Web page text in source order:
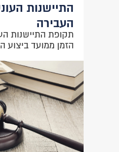
התיישנות
העבירה
תקופת התיישנות
הזמן ממועד ביצוע